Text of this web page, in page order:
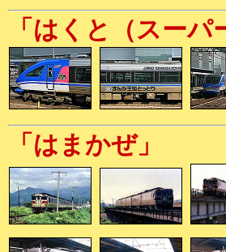
「はくと（スー
「はまかぜ」